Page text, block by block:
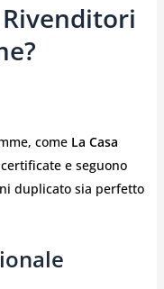
come La Casa
e seguono
duplicato sia perfetto